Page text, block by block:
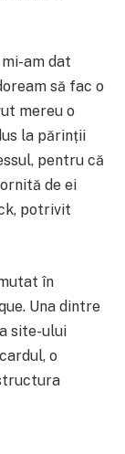
am dat
să fac o
mereu o
la părinții
pentru că
de ei
potrivit
în
Una dintre
site-ului
o